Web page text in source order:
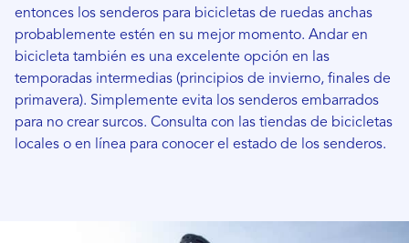
entonces los senderos para bicicletas de ruedas anchas
probablemente estén en su mejor momento. Andar en
bicicleta también es una excelente opción en las
temporadas intermedias (principios de invierno, finales de
primavera). Simplemente evita los senderos embarrados
para no crear surcos. Consulta con las tiendas de bicicletas
locales o en línea para conocer el estado de los senderos.